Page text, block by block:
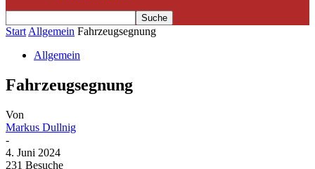
Start Allgemein Fahrzeugsegnung
Allgemein
Fahrzeugsegnung
Von
Markus Dullnig
-
4. Juni 2024
231 Besuche